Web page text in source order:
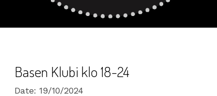
Basen Klubi klo 18-24
Date: 19/10/2024